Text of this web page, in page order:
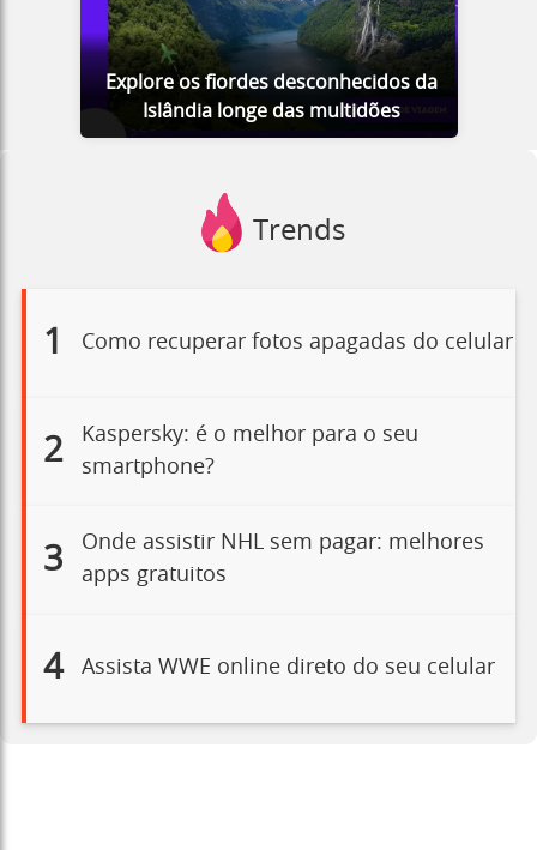
Explore os fiordes desconhecidos da
Islândia longe das multidões
Trends
1 Como recuperar fotos apagadas do celular
2
Kaspersky: é o melhor para o seu
smartphone?
3
Onde assistir NHL sem pagar: melhores
apps gratuitos
4 Assista WWE online direto do seu celular